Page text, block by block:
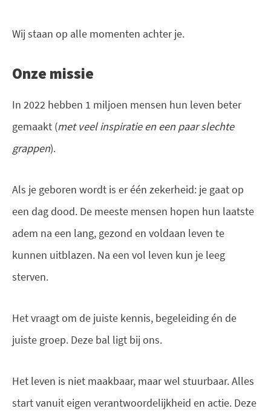
Wij staan op alle momenten achter je.
Onze missie
In 2022 hebben 1 miljoen mensen hun leven beter
gemaakt (met veel inspiratie en een paar slechte
grappen).
Als je geboren wordt is er één zekerheid: je gaat op
een dag dood. De meeste mensen hopen hun laatste
adem na een lang, gezond en voldaan leven te
kunnen uitblazen. Na een vol leven kun je leeg
sterven.
Het vraagt om de juiste kennis, begeleiding én de
juiste groep. Deze bal ligt bij ons.
Het leven is niet maakbaar, maar wel stuurbaar. Alles
start vanuit eigen verantwoordelijkheid en actie. Deze